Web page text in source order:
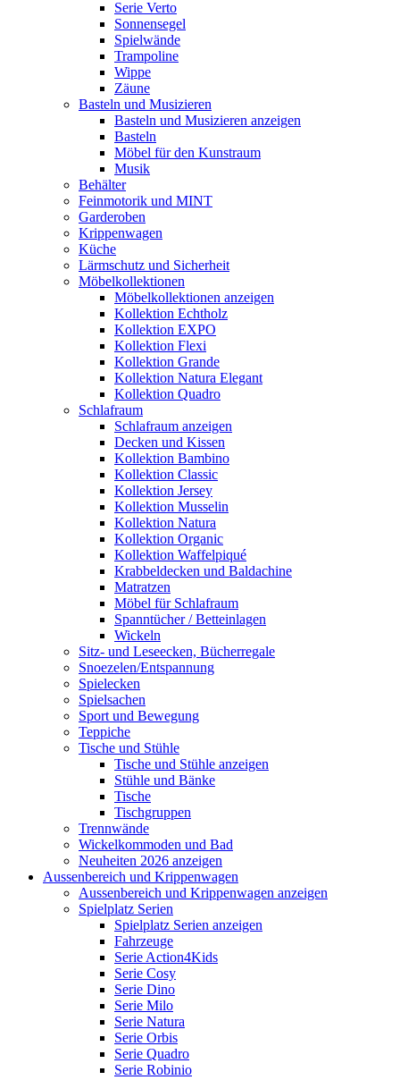
Serie Verto
Sonnensegel
Spielwände
Trampoline
Wippe
Zäune
Basteln und Musizieren
Basteln und Musizieren anzeigen
Basteln
Möbel für den Kunstraum
Musik
Behälter
Feinmotorik und MINT
Garderoben
Krippenwagen
Küche
Lärmschutz und Sicherheit
Möbelkollektionen
Möbelkollektionen anzeigen
Kollektion Echtholz
Kollektion EXPO
Kollektion Flexi
Kollektion Grande
Kollektion Natura Elegant
Kollektion Quadro
Schlafraum
Schlafraum anzeigen
Decken und Kissen
Kollektion Bambino
Kollektion Classic
Kollektion Jersey
Kollektion Musselin
Kollektion Natura
Kollektion Organic
Kollektion Waffelpiqué
Krabbeldecken und Baldachine
Matratzen
Möbel für Schlafraum
Spanntücher / Betteinlagen
Wickeln
Sitz- und Leseecken, Bücherregale
Snoezelen/Entspannung
Spielecken
Spielsachen
Sport und Bewegung
Teppiche
Tische und Stühle
Tische und Stühle anzeigen
Stühle und Bänke
Tische
Tischgruppen
Trennwände
Wickelkommoden und Bad
Neuheiten 2026 anzeigen
Aussenbereich und Krippenwagen
Aussenbereich und Krippenwagen anzeigen
Spielplatz Serien
Spielplatz Serien anzeigen
Fahrzeuge
Serie Action4Kids
Serie Cosy
Serie Dino
Serie Milo
Serie Natura
Serie Orbis
Serie Quadro
Serie Robinio